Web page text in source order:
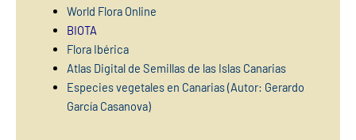
World Flora Online
BIOTA
Flora Ibérica
Atlas Digital de Semillas de las Islas Canarias
Especies vegetales en Canarias (Autor: Gerardo
García Casanova)